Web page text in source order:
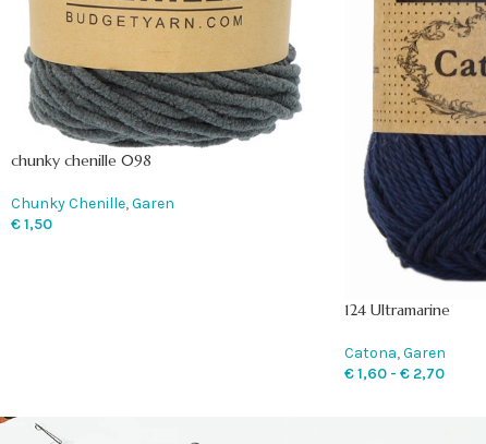
chunky chenille 098
Chunky Chenille,Garen
€1,50
124 Ultramarine
Catona, Garen
€1,60 - €2,70